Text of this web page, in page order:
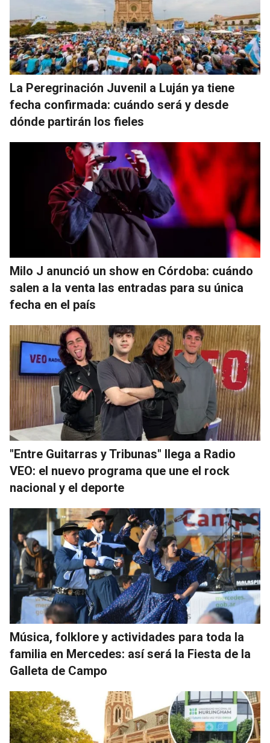
La Peregrinación Juvenil a Luján ya tiene
fecha confirmada: cuándo será y desde
dónde partirán los fieles
Milo J anunció un show en Córdoba: cuándo
salen a la venta las entradas para su única
fecha en el país
"Entre Guitarras y Tribunas" llega a Radio
VEO: el nuevo programa que une el rock
nacional y el deporte
Música, folklore y actividades para toda la
familia en Mercedes: así será la Fiesta de la
Galleta de Campo